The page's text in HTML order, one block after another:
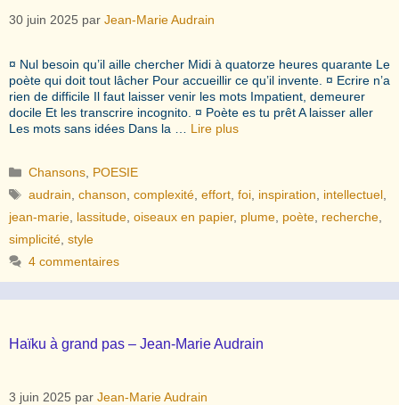
30 juin 2025 par Jean-Marie Audrain
¤ Nul besoin qu’il aille chercher Midi à quatorze heures quarante Le
poète qui doit tout lâcher Pour accueillir ce qu’il invente. ¤ Ecrire n’a
rien de difficile Il faut laisser venir les mots Impatient, demeurer
docile Et les transcrire incognito. ¤ Poète es tu prêt A laisser aller
Les mots sans idées Dans la … Lire plus
Catégories
Chansons POESIE
Étiquettes
audrain ,chanson ,complexité ,effort ,foi inspiration intellectuel
jean-marie lassitude oiseaux en papier, plume poète recherche
simplicité style
4 commentaires
Haïku à grand pas – Jean-Marie Audrain
3 juin 2025 par Jean-Marie Audrain